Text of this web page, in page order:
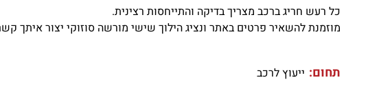
כל רעש חריג ברכב מצריך בדיקה והתייחסות רצינית.
מוזמנת להשאיר פרטים באתר ונציג הילוך שישי מורשה סוזוקי יצור איתך
תחום: ייעוץ לרכב